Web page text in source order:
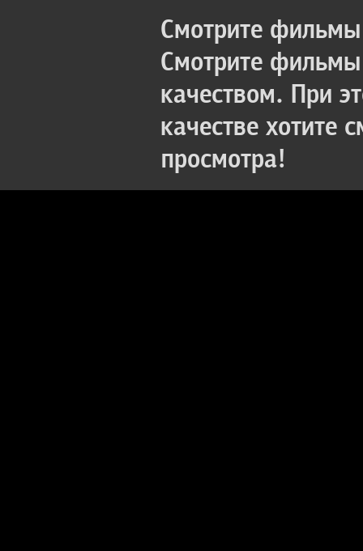
Смотрите
Смотрите
качеством. При
качестве хотите
просмотра!